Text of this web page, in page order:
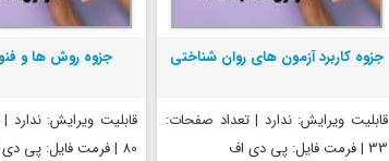
جزوه کاربرد آزمون های روان شناختی
قابلیت ویرایش: ندارد | تعداد صفحات:
33 | فرمت فایل: پی دی اف
جزوه روش ها و
قابلیت ویرایش:
80 | فرمت فایل: پی دی اف